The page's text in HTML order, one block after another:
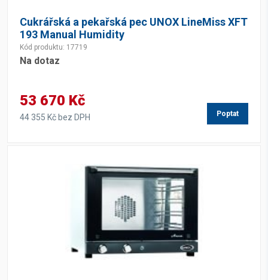
Cukrářská a pekařská pec UNOX LineMiss XFT
193 Manual Humidity
Kód produktu: 17719
Na dotaz
53 670 Kč
44 355 Kč bez DPH Poptat